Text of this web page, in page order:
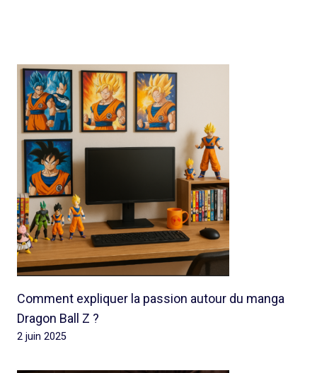
Comment expliquer la passion autour du manga
Dragon Ball Z ?
2 juin 2025